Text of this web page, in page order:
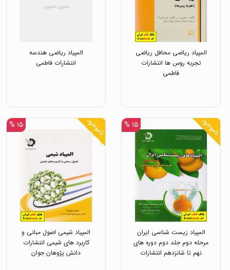
المپیاد ریاضی محافل ریاضی
تجربه روس ها انتشارات
فاطمی
المپیاد ریاضی هندسه
انتشارات فاطمی
ناموجود ۱۵ %
المپیاد زیست شناسی ایران
مرحله دوم جلد دوم دوره های
نهم تا شانزدهم انتشارات
ناموجود ۱۵ %
المپیاد شیمی اصول مبانی و
کاربرد های شیمی انتشارات
دانش پژوهان جوان